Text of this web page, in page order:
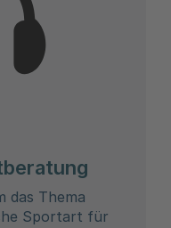
das Thema
Sportart für